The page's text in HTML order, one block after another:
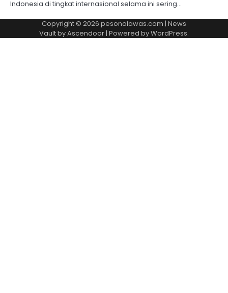
Indonesia di tingkat internasional selama ini sering…
Copyright © 2026 pesonalawas.com | News
Vault byAscendoor | Powered byWordPress.